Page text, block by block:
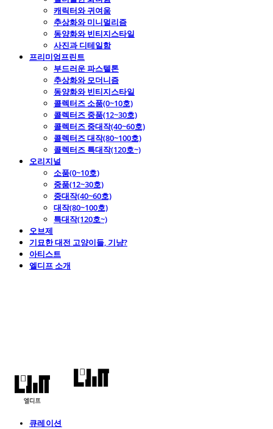
캐릭터와 귀여움
추상화와 미니멀리즘
동양화와 빈티지스타일
사진과 디테일함
프리미엄프린트
부드러운 파스텔톤
추상화와 모더니즘
동양화와 빈티지스타일
콜렉터즈 소품(0~10호)
콜렉터즈 중품(12~30호)
콜렉터즈 중대작(40~60호)
콜렉터즈 대작(80~100호)
콜렉터즈 특대작(120호~)
오리지널
소품(0~10호)
중품(12~30호)
중대작(40~60호)
대작(80~100호)
특대작(120호~)
오브제
기묘한 대전 고양이들, 기냥?
아티스트
엘디프 소개
큐레이션